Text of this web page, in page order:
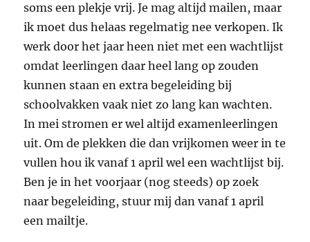
soms een plekje vrij. Je mag altijd mailen, maar
ik moet dus helaas regelmatig nee verkopen. Ik
werk door het jaar heen niet met een wachtlijst
omdat leerlingen daar heel lang op zouden
kunnen staan en extra begeleiding bij
schoolvakken vaak niet zo lang kan wachten.
In mei stromen er wel altijd examenleerlingen
uit. Om de plekken die dan vrijkomen weer in te
vullen hou ik vanaf 1 april wel een wachtlijst bij.
Ben je in het voorjaar (nog steeds) op zoek
naar begeleiding, stuur mij dan vanaf 1 april
een mailtje.